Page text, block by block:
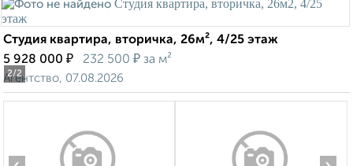
2/2
Студия квартира, вторичка, 26м², 4/25 этаж
5 928 000 ₽ 232 500 ₽ за м²
Агентство, 07.08.2026